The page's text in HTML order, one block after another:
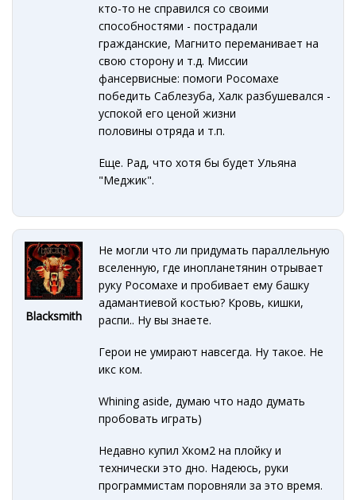
кто-то не справился со своими
способностями - пострадали
гражданские, Магнито переманивает на
свою сторону и т.д. Миссии
фансервисные: помоги Росомахе
победить Саблезуба, Халк разбушевался -
успокой его ценой жизни
половины отряда и т.п.
Еще. Рад, что хотя бы будет Ульяна
"Меджик".
Blacksmith
Не могли что ли придумать параллельную
вселенную, где инопланетянин отрывает
руку Росомахе и пробивает ему башку
адамантиевой костью? Кровь, кишки,
распи.. Ну вы знаете.
Герои не умирают навсегда. Ну такое. Не
икс ком.
Whining aside, думаю что надо думать
пробовать играть)
Недавно купил Хком2 на плойку и
технически это дно. Надеюсь, руки
программистам поровняли за это время.